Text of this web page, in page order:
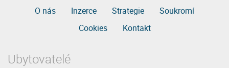
O nás Inzerce Strategie
Soukromí
Cookies
Kontakt
Ubytovatelé